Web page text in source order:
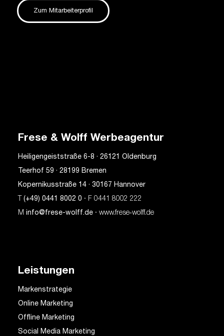
Zum Mitarbeiterprofil
Frese & Wolff Werbeagentur
Heiligengeiststraße 6-8 · 26121 Oldenburg
Teerhof 59 · 28199 Bremen
Kopernikusstraße 14 · 30167 Hannover
T (+49) 0441 8002 0 · F 0441 8002 222
M info@frese-wolff.de· www.frese‑wolff.de
Leistungen
Markenstrategie
Online Marketing
Offline Marketing
Social Media Marketing